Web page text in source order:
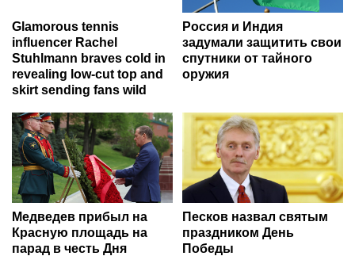
Glamorous tennis
influencer Rachel
Stuhlmann braves cold in
revealing low-cut top and
skirt sending fans wild
Россия и Индия
задумали защитить свои
спутники от тайного
оружия
Медведев прибыл на
Красную площадь на
парад в честь Дня
Песков назвал святым
праздником День
Победы